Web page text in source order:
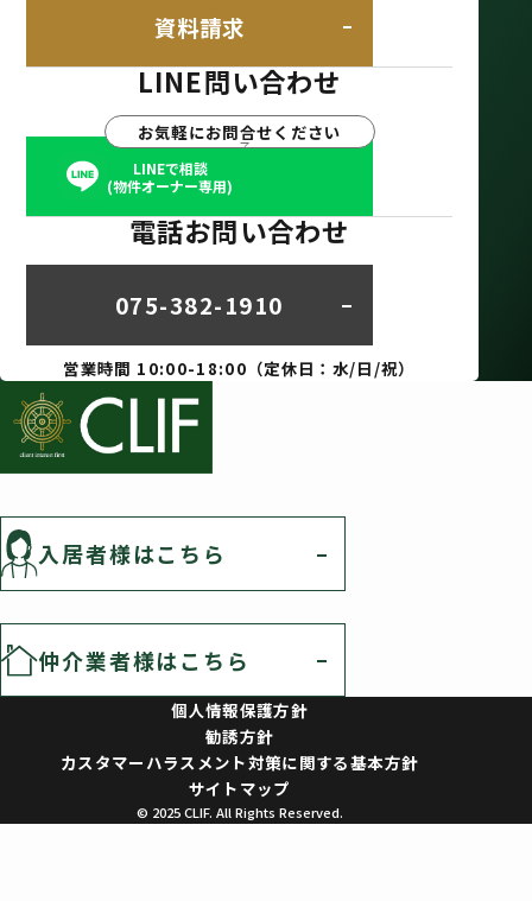
資料請求
LINE問い合わせ
お気軽にお問合せください
LINEで相談
(物件オーナー専用)
電話お問い合わせ
075-382-1910
営業時間 10:00-18:00（定休日：水/日/祝）
入居者様はこちら
仲介業者様はこちら
個人情報保護方針
勧誘方針
カスタマーハラスメント対策に関する基本方針
サイトマップ
© 2025 CLIF. All Rights Reserved.